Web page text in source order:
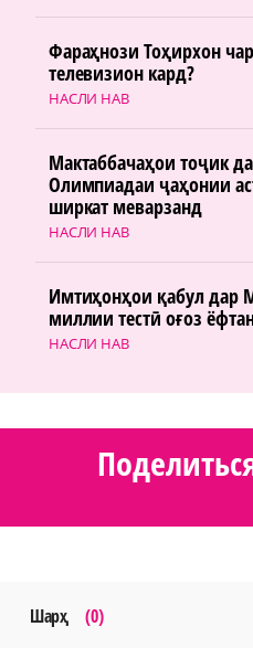
НАСЛИ НАВ
Фараҳнози Тоҳирхон
телевизион кард?
НАСЛИ НАВ
Мактаббачаҳои тоҷик
Олимпиадаи ҷаҳонии
ширкат меварзанд
НАСЛИ НАВ
Имтиҳонҳои қабул дар
миллии тестӣ оғоз
Шарҳ (0)